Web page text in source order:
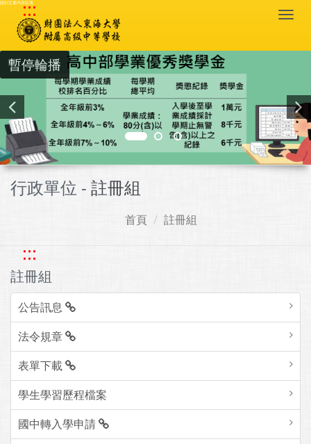
跳到主要內容區塊
:::
暫停輪播
行政單位 - 註冊組
首頁 註冊組
:::
註冊組
公告訊息
法令規章
表單下載
學生學習歷程檔案
國中轉入學申請